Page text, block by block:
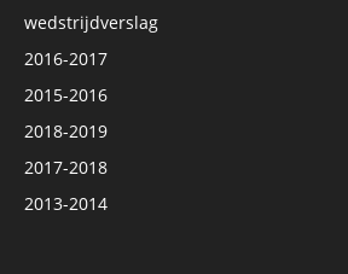
wedstrijdverslag
2016-2017
2015-2016
2018-2019
2017-2018
2013-2014